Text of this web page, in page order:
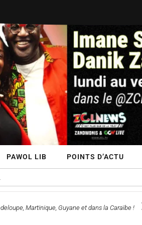
PAWOL LIB POINTS D’ACTU
Martinique, Guyane et dans la Caraïbe !